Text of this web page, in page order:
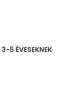
3-5 ÉVESEKNEK